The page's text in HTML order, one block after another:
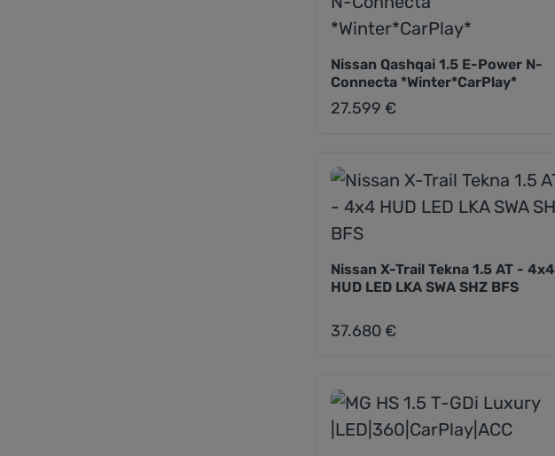
Nissan Qashqai 1.5 E-Power N-
Connecta *Winter*CarPlay*
Regulärer Preis:
27.599 €
Nissan X-Trail Tekna 1.5 AT - 4x4
HUD LED LKA SWA SHZ BFS
Regulärer Preis:
37.680 €